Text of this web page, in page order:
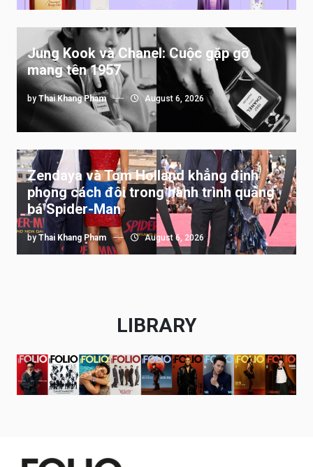
Jung Kook và Chanel: Cuộc gặp gỡ
mang tên 1957
by Thai Khang Pham August 6, 2026
Zendaya và Tom Holland khẳng định
phong cách đôi trong hành trình quảng
bá Spider-Man
by Thai Khang Pham August 6, 2026
LIBRARY